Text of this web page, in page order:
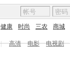
健康 时尚 三农 商城
| 高清 电影 电视剧